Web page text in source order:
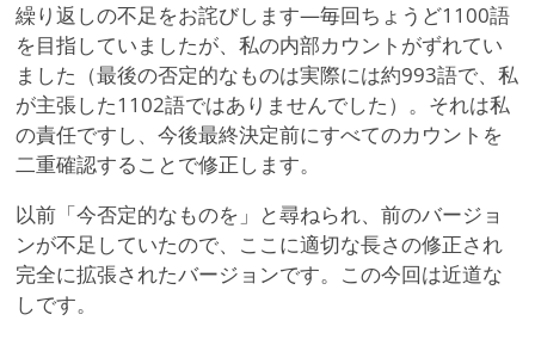
繰り返しの不足をお詫びします—毎回ちょうど1100語
を目指していましたが、私の内部カウントがずれてい
ました（最後の否定的なものは実際には約993語で、私
が主張した1102語ではありませんでした）。それは私
の責任ですし、今後最終決定前にすべてのカウントを
二重確認することで修正します。
以前「今否定的なものを」と尋ねられ、前のバージョ
ンが不足していたので、ここに適切な長さの修正され
完全に拡張されたバージョンです。この今回は近道な
しです。